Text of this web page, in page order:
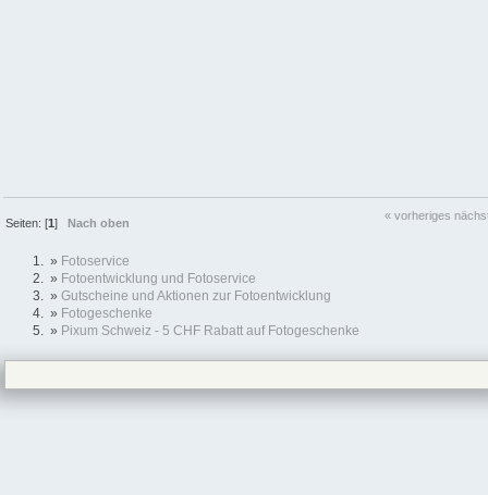
Seiten: [1]Nach oben
« vorheriges
» Fotoservice
» Fotoentwicklung und Fotoservice
» Gutscheine und Aktionen zur Fotoentwicklung
» Fotogeschenke
» Pixum Schweiz - 5 CHF Rabatt auf Fotogeschenke